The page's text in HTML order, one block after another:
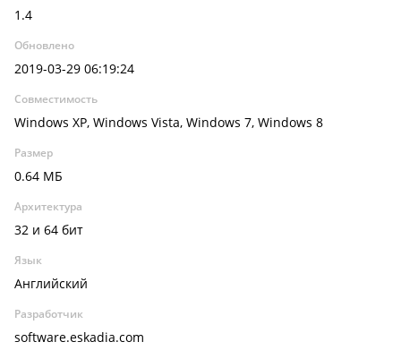
1.4
Обновлено
2019-03-29 06:19:24
Совместимость
Windows XP, Windows Vista, Windows 7, Windows 8
Размер
0.64 МБ
Архитектура
32 и 64 бит
Язык
Английский
Разработчик
software.eskadia.com